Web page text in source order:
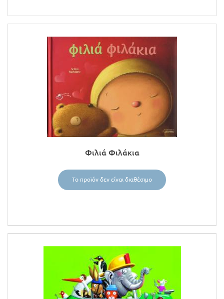
Φιλιά Φιλάκια
Το προϊόν δεν είναι διαθέσιμο